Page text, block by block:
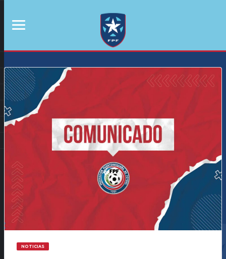
NOTICIAS